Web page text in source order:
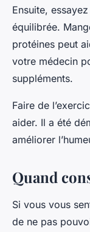
Ensuite,
équilibrée.
protéines peut
votre médecin
suppléments.
Faire de
aider. Il a été
améliorer
Quand
Si vous vous
de ne pas